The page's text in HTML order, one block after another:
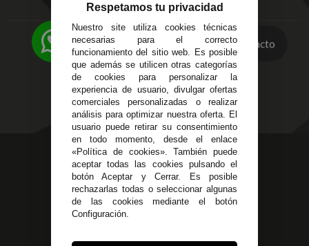
C/ Ingeniero Iribarren,
14
Alzira - Valencia
C/ Esplugues, 135
Entregas y
Devoluciones
Política de Privacidad
Pago Seguro
Terminos y
Condiciones Generales
Políticas de Cookies
623 23 31 98
Atendemos Whatsapp
955 44 45 43/955 44 45 44
Contacto
Respetamos tu privacidad
Nuestro site utiliza cookies técnicas
necesarias para el correcto
funcionamiento del sitio web. Es posible
que además se utilicen otras categorías
de cookies para personalizar la
experiencia de usuario, divulgar ofertas
comerciales personalizadas o realizar
análisis para optimizar nuestra oferta. El
usuario puede retirar su consentimiento
en todo momento, desde el enlace
«Política de cookies». También puede
aceptar todas las cookies pulsando el
botón Aceptar y Cerrar. Es posible
rechazarlas todas o seleccionar algunas
de las cookies mediante el botón
Configuración.